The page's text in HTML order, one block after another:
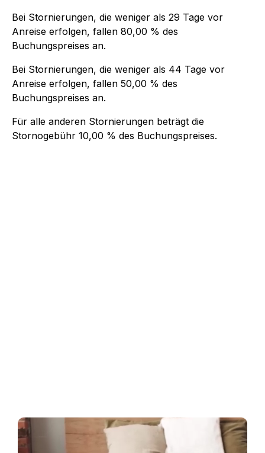
Bei Stornierungen, die weniger als 29 Tage vor
Anreise erfolgen, fallen 80,00 % des
Buchungspreises an.
Bei Stornierungen, die weniger als 44 Tage vor
Anreise erfolgen, fallen 50,00 % des
Buchungspreises an.
Für alle anderen Stornierungen beträgt die
Stornogebühr 10,00 % des Buchungspreises.